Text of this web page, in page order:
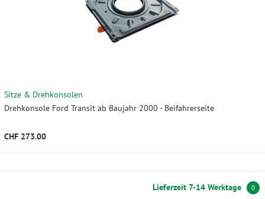
Sitze & Drehkonsolen
Drehkonsole Ford Transit ab Baujahr 2000 - Beifahrerseite
CHF 273.00
Lieferzeit 7-14 Werktage 0